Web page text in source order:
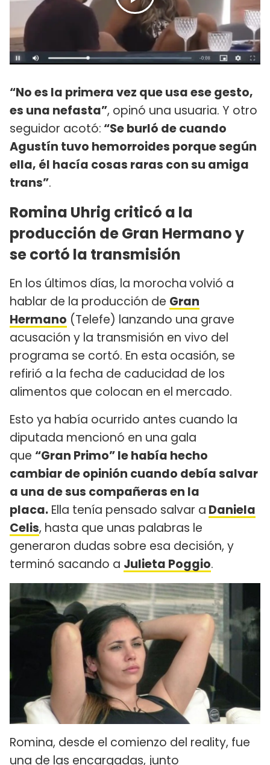
“No es la primera vez que usa ese gesto,
es una nefasta”, opinó una usuaria. Y otro
seguidor acotó: “Se burló de cuando
Agustín tuvo hemorroides porque según
ella, él hacía cosas raras con su amiga
trans”.
Romina Uhrig criticó a la
producción de Gran Hermano y
se cortó la transmisión
En los últimos días, la morochavolvió a
hablar de la producción de Gran
Hermano (Telefe) lanzando una grave
acusación y la transmisión en vivo del
programa se cortó. En esta ocasión, se
refirió a la fecha de caducidad de los
alimentos que colocan en el mercado.
Esto ya había ocurrido antes cuando la
diputada mencionó en una gala
que “Gran Primo” le había hecho
cambiar de opinión cuando debía salvar
a una de sus compañeras en la
placa. Ella tenía pensado salvar a Daniela
Celis, hasta que unas palabras le
generaron dudas sobre esa decisión, y
terminó sacando a Julieta Poggio.
Romina, desde el comienzo del reality, fue
una de las encargadas, junto